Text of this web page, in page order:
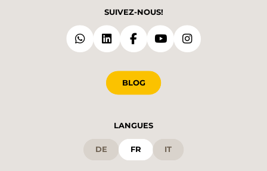
SUIVEZ-NOUS!
BLOG
LANGUES
DE FR IT